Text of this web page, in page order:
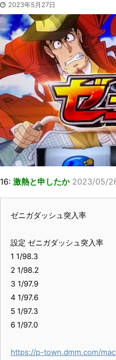
2023年5月27日
16: 激熱と申したか 2023/05/
ゼニガダッシュ突入率
設定 ゼニガダッシュ突入率
1 1/98.3
2 1/98.2
3 1/97.9
4 1/97.6
5 1/97.3
6 1/97.0
https://p-town.dmm.com/